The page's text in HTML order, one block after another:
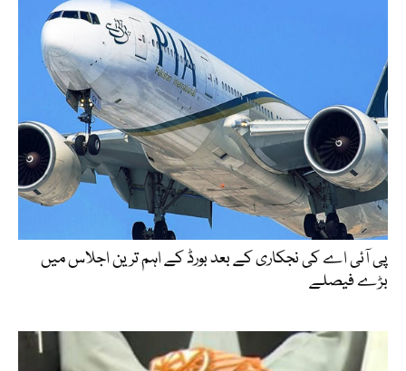
پی آئی اے کی نجکاری کے بعد بورڈ کے اہم ترین اجلاس میں
بڑے فیصلے